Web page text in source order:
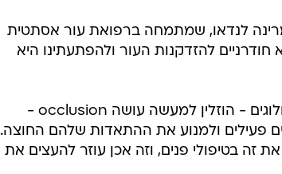
לנדאו, שמתמחה ברפואת עור אסתטית
לא חודרניים להזדקנות העור ולהפתעתינו היא
"מדובר בטרנד שמאוד תואם את התפיסה של דרמטולוגים - הוזלין למעשה עושה occlusion -
פעילים ולמנוע את ההתאדות שלהם החוצה.
זה בטיפולי פנים, וזה אכן עוזר להעצים את